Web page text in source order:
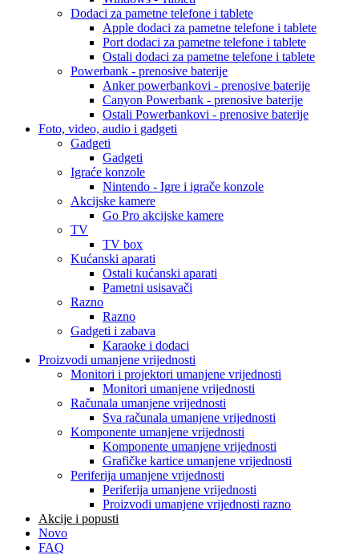
Dodaci za pametne telefone i tablete
Apple dodaci za pametne telefone i tablete
Port dodaci za pametne telefone i tablete
Ostali dodaci za pametne telefone i tablete
Powerbank - prenosive baterije
Anker powerbankovi - prenosive baterije
Canyon Powerbank - prenosive baterije
Ostali Powerbankovi - prenosive baterije
Foto, video, audio i gadgeti
Gadgeti
Gadgeti
Igraće konzole
Nintendo - Igre i igrače konzole
Akcijske kamere
Go Pro akcijske kamere
TV
TV box
Kućanski aparati
Ostali kućanski aparati
Pametni usisavači
Razno
Razno
Gadgeti i zabava
Karaoke i dodaci
Proizvodi umanjene vrijednosti
Monitori i projektori umanjene vrijednosti
Monitori umanjene vrijednosti
Računala umanjene vrijednosti
Sva računala umanjene vrijednosti
Komponente umanjene vrijednosti
Komponente umanjene vrijednosti
Grafičke kartice umanjene vrijednosti
Periferija umanjene vrijednosti
Periferija umanjene vrijednosti
Proizvodi umanjene vrijednosti razno
Akcije i popusti
Novo
FAQ